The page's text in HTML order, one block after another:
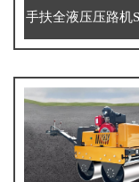
手扶全液压压路机